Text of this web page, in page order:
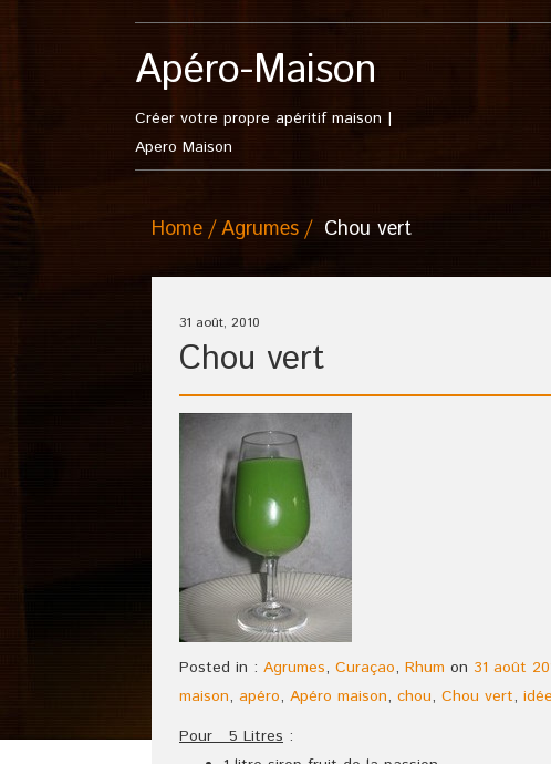
Apéro-Maison
Créer votre propre apéritif maison |
Apero Maison
Home Agrumes Chou vert
31 août, 2010
Chou vert
Posted in : Agrumes, Curaçao, Rhum on 31 août
maison, apéro, Apéro maison, chou, Chou vert,
Pour 5 Litres :